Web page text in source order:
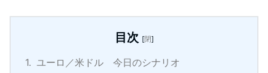
目次 [閉]
1. ユーロ／米ドル 今日のシナリオ